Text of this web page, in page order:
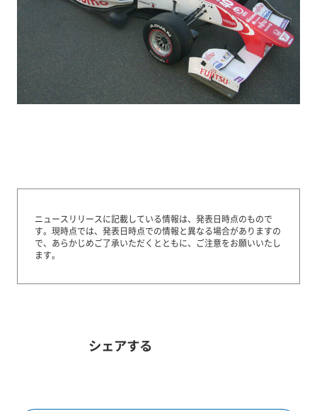
ニュースリリースに記載している情報は、発表日時点のもので
す。 現時点では、発表日時点での情報と異なる場合がありますの
で、あらかじめご了承いただくとともに、ご注意をお願いいたし
ます。
シェアする